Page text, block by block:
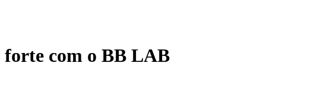
forte com o BB LAB